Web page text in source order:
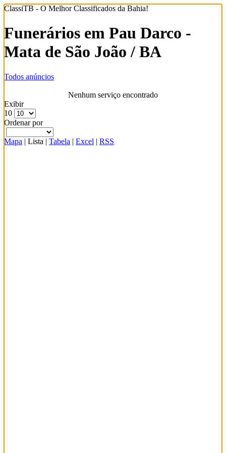
ClassiTB - O Melhor Classificados da Bahia!
Funerários em Pau Darco -
Mata de São João / BA
Todos anúncios
Nenhum serviço encontrado
Exibir
10
Ordenar por
Mapa | Lista | Tabela | Excel | RSS